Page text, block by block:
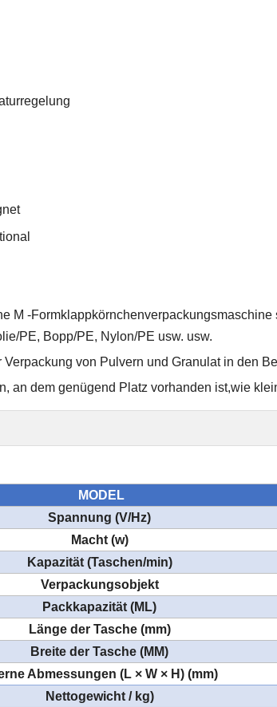
M -Formklappkörnchenverpackungsmaschine
PE, Bopp/PE, Nylon/PE usw. usw.
Verpackung von Pulvern und Granulat in den
an dem genügend Platz vorhanden ist,wie
MODEL
Spannung (V/Hz)
Macht (w)
Kapazität (Taschen/min)
Verpackungsobjekt
Packkapazität (ML)
Länge der Tasche (mm)
Breite der Tasche (MM)
Abmessungen (L × W × H) (mm)
Nettogewicht / kg)